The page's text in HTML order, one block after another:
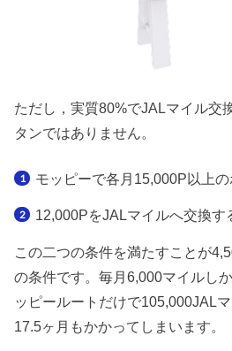
ただし，実質80%でJALマイル交
タンではありません。
モッピーで各月15,000P以上
12,000PをJALマイルへ交換す
この二つの条件を満たすことが
の条件です。毎月6,000マイルし
ッピールートだけで105,000JAL
17.5ヶ月もかかってしまいます。